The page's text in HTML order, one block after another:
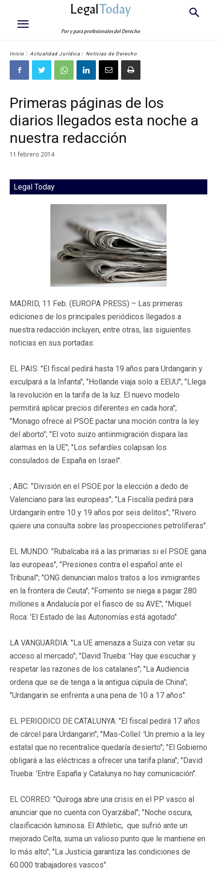
LegalToday
Por y para profesionales del Derecho
Inicio Actualidad Jurídica Noticias de Derecho
Primeras páginas de los
diarios llegados esta noche a
nuestra redacción
11 febrero 2014
Legal Today
MADRID, 11 Feb. (EUROPA PRESS) – Las primeras
ediciones de los principales periódicos llegados a
nuestra redacción incluyen, entre otras, las siguientes
noticias en sus portadas:
EL PAIS: "El fiscal pedirá hasta 19 años para Urdangarin y
exculpará a la Infanta"; "Hollande viaja solo a EEUU"; "Llega
la revolución en la tarifa de la luz. El nuevo modelo
permitirá aplicar precios diferentes en cada hora";
"Monago ofrece al PSOE pactar una moción contra la ley
del aborto"; "El voto suizo antiinmigración dispara las
alarmas en la UE"; "Los sefardíes colapsan los
consulados de España en Israel".
; ABC: "División en el PSOE por la elección a dedo de
Valenciano para las europeas"; "La Fiscalía pedirá para
Urdangarín entre 10 y 19 años por seis delitos"; "Rivero
quiere una consulta sobre las prospecciones petrolíferas".
EL MUNDO: "Rubalcaba irá a las primarias si el PSOE gana
las europeas"; "Presiones contra el español ante el
Tribunal"; "ONG denuncian malos tratos a los inmigrantes
en la frontera de Ceuta"; "Fomento se niega a pagar 280
millones a Andalucía por el fiasco de su AVE"; "Miquel
Roca: 'El Estado de las Autonomías está agotado".
LA VANGUARDIA: "La UE amenaza a Suiza con vetar su
acceso al mercado"; "David Trueba: 'Hay que escuchar y
respetar las razones de los catalanes"; "La Audiencia
ordena que se de tenga a la antigua cúpula de China";
"Urdangarin se enfrenta a una pena de 10 a 17 años".
EL PERIODICO DE CATALUNYA: "El fiscal pedirá 17 años
de cárcel para Urdangarin"; "Mas-Collel: 'Un premio a la ley
estatal que no recentralice quedaría desierto"; "El Gobierno
obligará a las eléctricas a ofrecer una tarifa plana"; "David
Trueba: 'Entre España y Catalunya no hay comunicación".
EL CORREO: "Quiroga abre una crisis en el PP vasco al
anunciar que no cuenta con Oyarzábal"; "Noche oscura,
clasificación luminosa. El Athletic, que sufrió ante un
mejorado Celta, suma un valioso punto que le mantiene en
lo más alto"; "La Justicia garantiza las condiciones de
60.000 trabajadores vascos".